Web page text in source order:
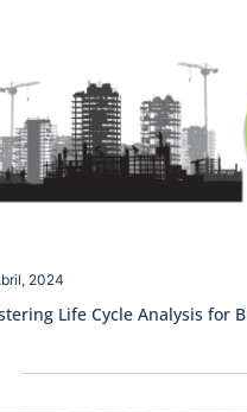
Life Cycle Analysis for
2024